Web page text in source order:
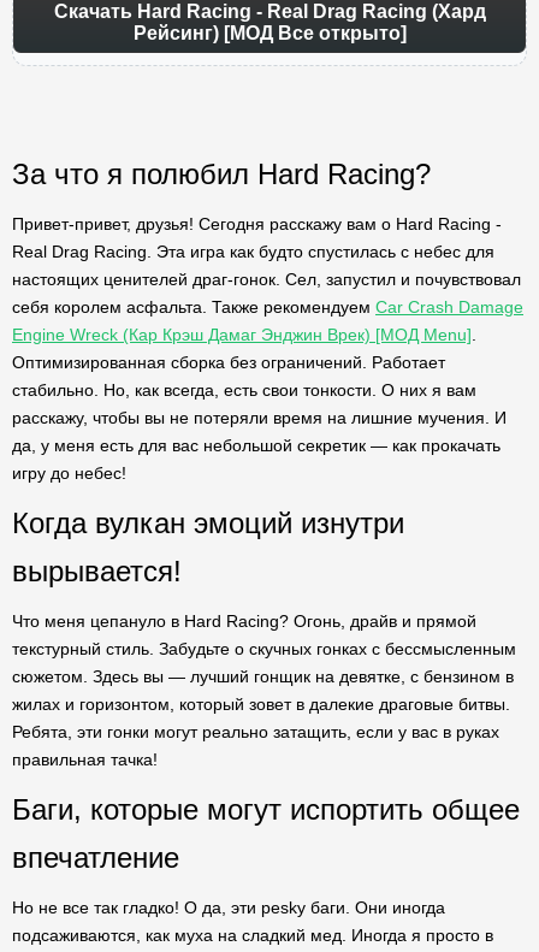
Скачать Hard Racing - Real Drag Racing (Хард
Рейсинг) [МОД Все открыто]
За что я полюбил Hard Racing?
Привет-привет, друзья! Сегодня расскажу вам о Hard Racing -
Real Drag Racing. Эта игра как будто спустилась с небес для
настоящих ценителей драг-гонок. Сел, запустил и почувствовал
себя королем асфальта. Также рекомендуем Car Crash Damage
Engine Wreck (Кар Крэш Дамаг Энджин Врек) [МОД Menu]
Оптимизированная сборка без ограничений. Работает
стабильно. Но, как всегда, есть свои тонкости. О них я вам
расскажу, чтобы вы не потеряли время на лишние мучения. И
да, у меня есть для вас небольшой секретик — как прокачать
игру до небес!
Когда вулкан эмоций изнутри
вырывается!
Что меня цепануло в Hard Racing? Огонь, драйв и прямой
текстурный стиль. Забудьте о скучных гонках с бессмысленным
сюжетом. Здесь вы — лучший гонщик на девятке, с бензином в
жилах и горизонтом, который зовет в далекие драговые битвы.
Ребята, эти гонки могут реально затащить, если у вас в руках
правильная тачка!
Баги, которые могут испортить общее
впечатление
Но не все так гладко! О да, эти pesky баги. Они иногда
подсаживаются, как муха на сладкий мед. Иногда я просто в